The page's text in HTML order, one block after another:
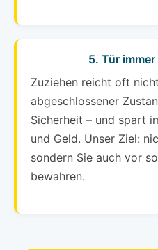
5. Tür
Zuziehen reicht oft
abgeschlossener
Sicherheit – und spart
und Geld. Unser Ziel:
sondern Sie auch vor
bewahren.